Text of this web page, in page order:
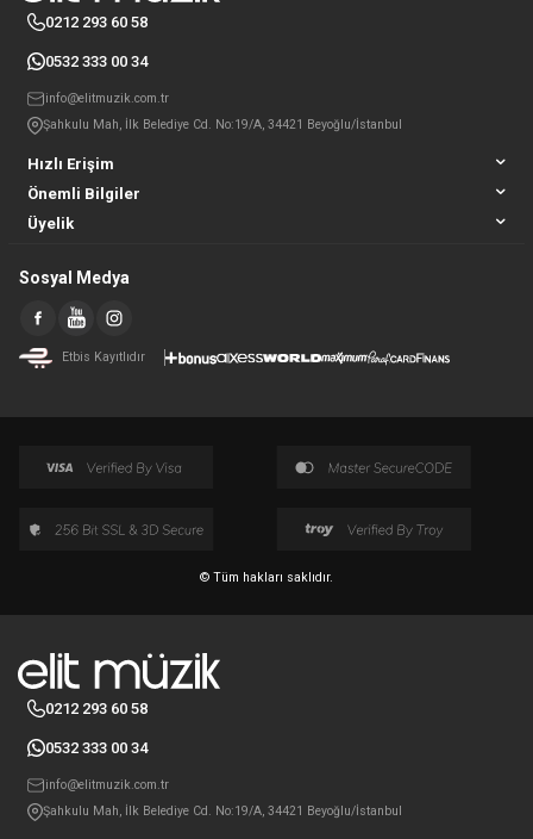
Hızlı Erişim
Önemli Bilgiler
Üyelik
0212 293 60 58
0532 333 00 34
info@elitmuzik.com.tr
Şahkulu Mah, İlk Belediye Cd. No:19/A, 34421 Beyoğlu/İstanbul
Sosyal Medya
Etbis Kayıtlıdır
© Tüm hakları saklıdır.
0212 293 60 58
0532 333 00 34
info@elitmuzik.com.tr
Şahkulu Mah, İlk Belediye Cd. No:19/A, 34421 Beyoğlu/İstanbul